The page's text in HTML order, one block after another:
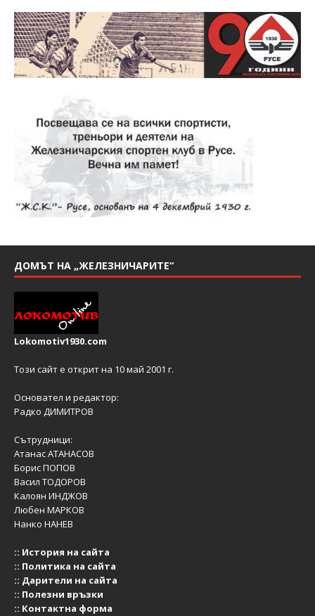
ДОМЪТ НА „ЖЕЛЕЗНИЧАРИТЕ“
Lokomotiv1930.com
Този сайт е открит на 10 май 2001 г.
Основател и редактор:
Радко ДИМИТРОВ
Сътрудници:
Атанас АТАНАСОВ
Борис ПОПОВ
Васил ТОДОРОВ
Калоян ИНДЖОВ
Любен МАРКОВ
Нанко НАНЕВ
:: История на сайта
:: Политика на сайта
:: Дарители на сайта
:: Полезни връзки
:: Контактна форма